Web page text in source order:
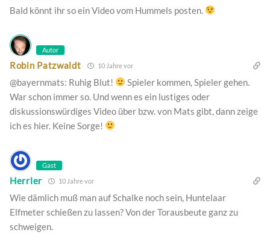
Bald könnt ihr so ein Video vom Hummels posten.
Autor
Robin Patzwaldt 10 Jahre vor
@bayernmats: Ruhig Blut!
Spieler kommen, Spieler gehen.
War schon immer so. Und wenn es ein lustiges oder
diskussionswürdiges Video über bzw. von Mats gibt, dann zeige
ich es hier. Keine Sorge!
Gast
Herrler 10 Jahre vor
Wie dämlich muß man auf Schalke noch sein, Huntelaar
Elfmeter schießen zu lassen? Von der Torausbeute ganz zu
schweigen.